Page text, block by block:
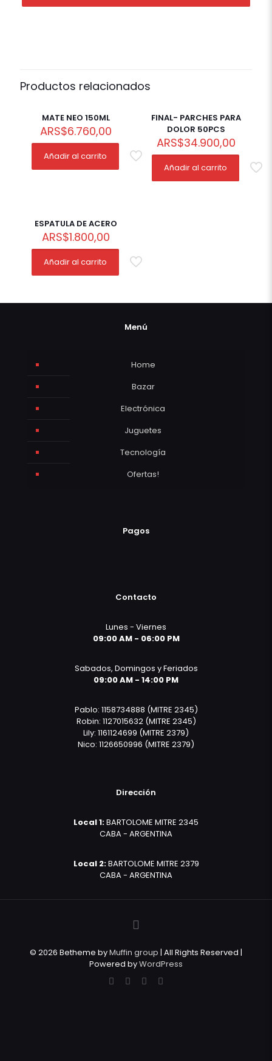
Productos relacionados
MATE NEO 150ML
ARS$6.760,00
Añadir al carrito
FINAL- PARCHES PARA
DOLOR 50PCS
ARS$34.900,00
Añadir al carrito
ESPATULA DE ACERO
ARS$1.800,00
Añadir al carrito
Menú
Home
Bazar
Electrónica
Juguetes
Tecnología
Ofertas!
Pagos
Contacto
Lunes - Viernes
09:00 AM - 06:00 PM
Sabados, Domingos y Feriados
09:00 AM - 14:00 PM
Pablo: 1158734888 (MITRE 2345)
Robin: 1127015632 (MITRE 2345)
Lily: 1161124699 (MITRE 2379)
Nico: 1126650996 (MITRE 2379)
Dirección
Local 1:BARTOLOME MITRE 2345
CABA - ARGENTINA
Local 2:BARTOLOME MITRE 2379
CABA - ARGENTINA
© 2026 Betheme byMuffin group | All Rights Reserved |
Powered byWordPress